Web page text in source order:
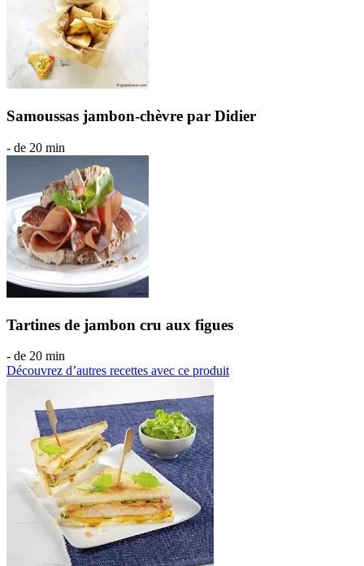
Samoussas jambon-chèvre par Didier
- de 20 min
Tartines de jambon cru aux figues
- de 20 min
Découvrez d’autres recettes avec ce produit